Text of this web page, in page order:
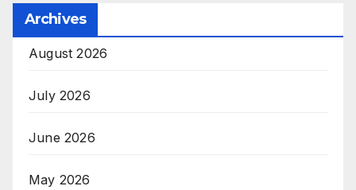
Archives
August 2026
July 2026
June 2026
May 2026